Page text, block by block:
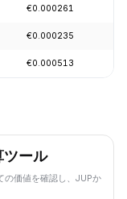
€0.000261
€0.000235
€0.000513
ツール
の価値を確認し、JUPか